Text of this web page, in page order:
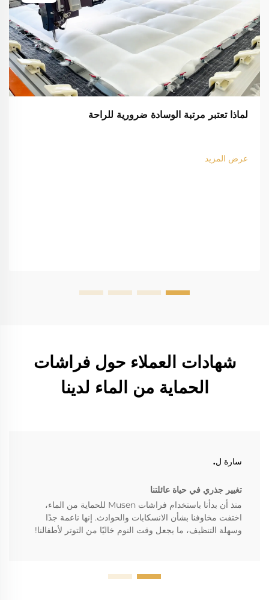
لماذا تعتبر مرتبة الوسادة ضرورية للراحة
عرض المزيد
شهادات العملاء حول فراشات
الحماية من الماء لدينا
سارة ل.
تغيير جذري في حياة عائلتنا
منذ أن بدأنا باستخدام فراشات Musen للحماية من الماء،
اختفت مخاوفنا بشأن الانسكابات والحوادث. إنها ناعمة جدًا
وسهلة التنظيف، ما يجعل وقت النوم خاليًا من التوتر لأطفالنا!